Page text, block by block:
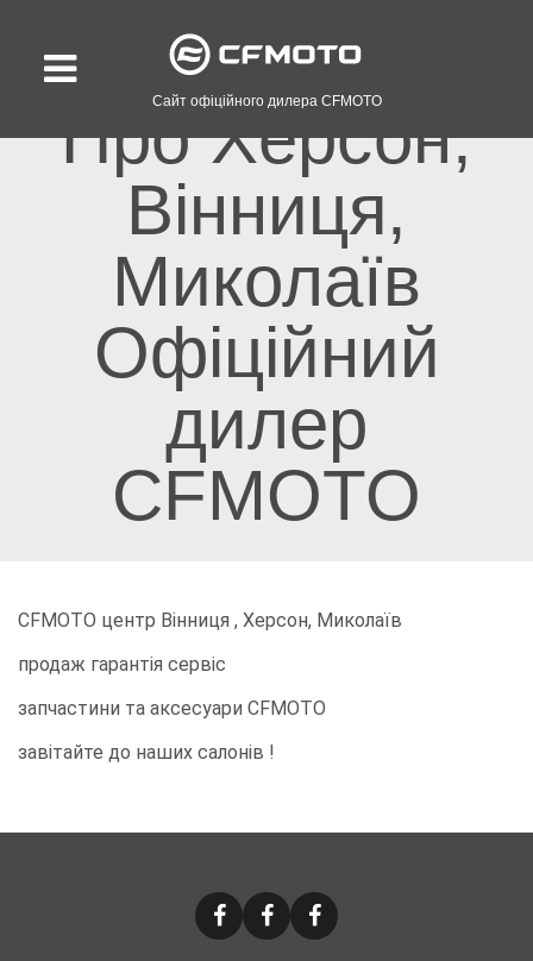
Сайт офіційного дилера CFMOTO
Про Херсон,
Вінниця,
Миколаїв
Офіційний
дилер
CFMOTO
CFMOTO центр Вінниця , Херсон, Миколаїв
продаж гарантія сервіс
запчастини та аксесуари CFMOTO
завітайте до наших салонів !